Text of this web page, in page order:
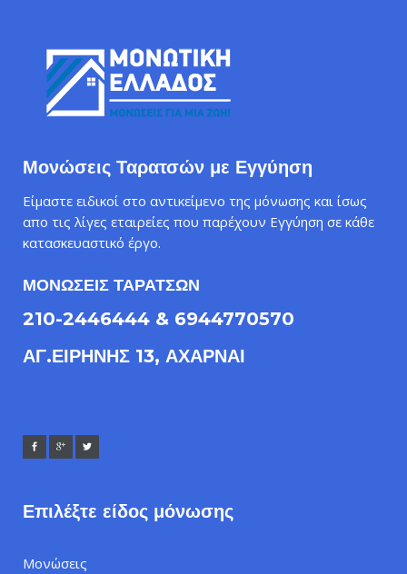
Μονώσεις Ταρατσών με Εγγύηση
Είμαστε ειδικοί στο αντικείμενο της μόνωσης και ίσως
απο τις λίγες εταιρείες που παρέχουν Εγγύηση σε κάθε
κατασκευαστικό έργο.
ΜΟΝΩΣΕΙΣ ΤΑΡΑΤΣΩΝ
210-2446444 & 6944770570
ΑΓ.ΕΙΡΗΝΗΣ 13, ΑΧΑΡΝΑΙ
Επιλέξτε είδος μόνωσης
Μονώσεις